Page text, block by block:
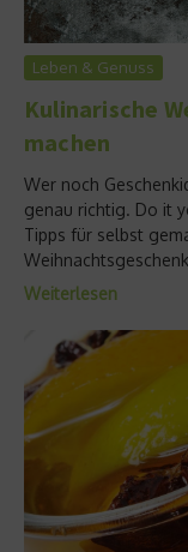
Leben & Genuss
Kulinarische
machen
Wer noch
genau richtig. Do it
Tipps für selbst
Weiterlesen